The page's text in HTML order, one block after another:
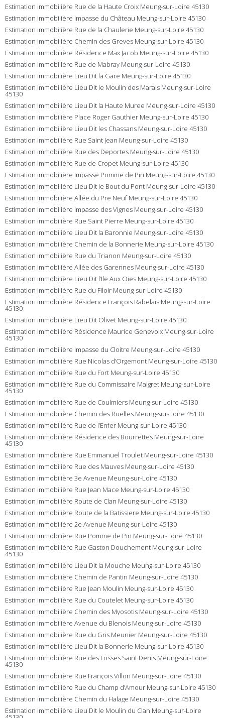
Estimation immobilière Rue de la Haute Croix Meung-sur-Loire 45130
Estimation immobilière Impasse du Château Meung-sur-Loire 45130
Estimation immobilière Rue de la Chaulerie Meung-sur-Loire 45130
Estimation immobilière Chemin des Greves Meung-sur-Loire 45130
Estimation immobilière Résidence Max Jacob Meung-sur-Loire 45130
Estimation immobilière Rue de Mabray Meung-sur-Loire 45130
Estimation immobilière Lieu Dit la Gare Meung-sur-Loire 45130
Estimation immobilière Lieu Dit le Moulin des Marais Meung-sur-Loire
45130
Estimation immobilière Lieu Dit la Haute Muree Meung-sur-Loire 45130
Estimation immobilière Place Roger Gauthier Meung-sur-Loire 45130
Estimation immobilière Lieu Dit les Chassans Meung-sur-Loire 45130
Estimation immobilière Rue Saint Jean Meung-sur-Loire 45130
Estimation immobilière Rue des Deportes Meung-sur-Loire 45130
Estimation immobilière Rue de Cropet Meung-sur-Loire 45130
Estimation immobilière Impasse Pomme de Pin Meung-sur-Loire 45130
Estimation immobilière Lieu Dit le Bout du Pont Meung-sur-Loire 45130
Estimation immobilière Allée du Pre Neuf Meung-sur-Loire 45130
Estimation immobilière Impasse des Vignes Meung-sur-Loire 45130
Estimation immobilière Rue Saint Pierre Meung-sur-Loire 45130
Estimation immobilière Lieu Dit la Baronnie Meung-sur-Loire 45130
Estimation immobilière Chemin de la Bonnerie Meung-sur-Loire 45130
Estimation immobilière Rue du Trianon Meung-sur-Loire 45130
Estimation immobilière Allée des Garennes Meung-sur-Loire 45130
Estimation immobilière Lieu Dit l’Ile Aux Oies Meung-sur-Loire 45130
Estimation immobilière Rue du Filoir Meung-sur-Loire 45130
Estimation immobilière Résidence François Rabelais Meung-sur-Loire
45130
Estimation immobilière Lieu Dit Olivet Meung-sur-Loire 45130
Estimation immobilière Résidence Maurice Genevoix Meung-sur-Loire
45130
Estimation immobilière Impasse du Cloitre Meung-sur-Loire 45130
Estimation immobilière Rue Nicolas d’Orgemont Meung-sur-Loire 45130
Estimation immobilière Rue du Fort Meung-sur-Loire 45130
Estimation immobilière Rue du Commissaire Maigret Meung-sur-Loire
45130
Estimation immobilière Rue de Coulmiers Meung-sur-Loire 45130
Estimation immobilière Chemin des Ruelles Meung-sur-Loire 45130
Estimation immobilière Rue de l’Enfer Meung-sur-Loire 45130
Estimation immobilière Résidence des Bourrettes Meung-sur-Loire
45130
Estimation immobilière Rue Emmanuel Troulet Meung-sur-Loire 45130
Estimation immobilière Rue des Mauves Meung-sur-Loire 45130
Estimation immobilière 3e Avenue Meung-sur-Loire 45130
Estimation immobilière Rue Jean Mace Meung-sur-Loire 45130
Estimation immobilière Route de Clan Meung-sur-Loire 45130
Estimation immobilière Route de la Batissiere Meung-sur-Loire 45130
Estimation immobilière 2e Avenue Meung-sur-Loire 45130
Estimation immobilière Rue Pomme de Pin Meung-sur-Loire 45130
Estimation immobilière Rue Gaston Douchement Meung-sur-Loire
45130
Estimation immobilière Lieu Dit la Mouche Meung-sur-Loire 45130
Estimation immobilière Chemin de Pantin Meung-sur-Loire 45130
Estimation immobilière Rue Jean Moulin Meung-sur-Loire 45130
Estimation immobilière Rue du Coutelet Meung-sur-Loire 45130
Estimation immobilière Chemin des Myosotis Meung-sur-Loire 45130
Estimation immobilière Avenue du Blenois Meung-sur-Loire 45130
Estimation immobilière Rue du Gris Meunier Meung-sur-Loire 45130
Estimation immobilière Lieu Dit la Bonnerie Meung-sur-Loire 45130
Estimation immobilière Rue des Fosses Saint Denis Meung-sur-Loire
45130
Estimation immobilière Rue François Villon Meung-sur-Loire 45130
Estimation immobilière Rue du Champ d’Amour Meung-sur-Loire 45130
Estimation immobilière Chemin du Halage Meung-sur-Loire 45130
Estimation immobilière Lieu Dit le Moulin du Clan Meung-sur-Loire